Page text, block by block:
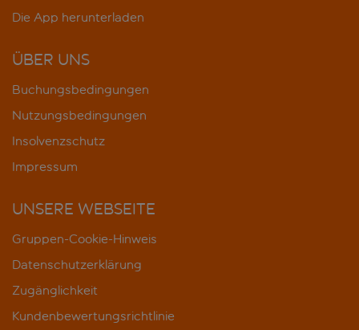
Die App herunterladen
ÜBER UNS
Buchungsbedingungen
Nutzungsbedingungen
Insolvenzschutz
Impressum
UNSERE WEBSEITE
Gruppen-Cookie-Hinweis
Datenschutzerklärung
Zugänglichkeit
Kundenbewertungsrichtlinie